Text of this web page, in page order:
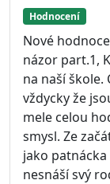
Hodnocení
Nové
názor part.1,
na naší škole.
vždycky že
mele celou
smysl. Ze
jako
nesnáší svý